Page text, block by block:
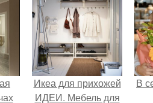
Икеа для прихожей
ИДЕИ. Мебель для
В